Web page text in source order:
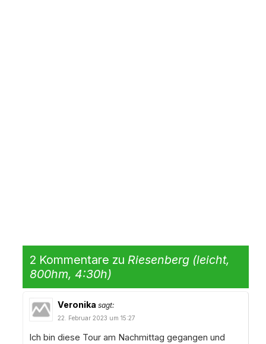
2 Kommentare zu Riesenberg (leicht,
800hm, 4:30h)
Veronika sagt:
22. Februar 2023 um 15:27
Ich bin diese Tour am Nachmittag gegangen und